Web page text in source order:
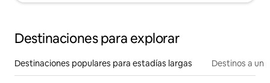
Destinaciones para explorar
Destinaciones populares para estadías largas Destinos a un